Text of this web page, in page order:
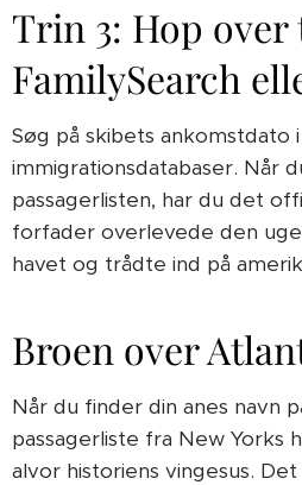
Trin 3: Hop over
FamilySearch
Søg på skibets ankomstdato
immigrationsdatabaser. Når
passagerlisten, har du det
forfader overlevede den
havet og trådte ind på
Broen over
Når du finder din anes navn
passagerliste fra New
alvor historiens vingesus.